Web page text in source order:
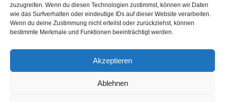
zuzugreifen. Wenn du diesen Technologien zustimmst, können wir Daten
wie das Surfverhalten oder eindeutige IDs auf dieser Website verarbeiten.
Wenn du deine Zustimmung nicht erteilst oder zurückziehst, können
bestimmte Merkmale und Funktionen beeinträchtigt werden.
Akzeptieren
Ablehnen
Breaking News 2067
Aktuelles
Featured Article
Karriere 567